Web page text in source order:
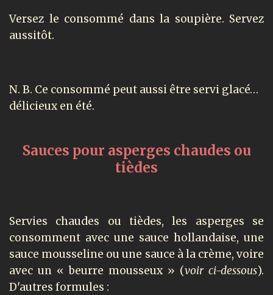
Versez le consommé dans la soupière. Servez
aussitôt.
N. B. Ce consommé peut aussi être servi glacé…
délicieux en été.
Sauces pour asperges chaudes ou
tièdes
Servies chaudes ou tièdes, les asperges se
consomment avec une sauce hollandaise, une
sauce mousseline ou une sauce à la crème, voire
avec un « beurre mousseux » (voir ci-dessous).
D'autres formules :